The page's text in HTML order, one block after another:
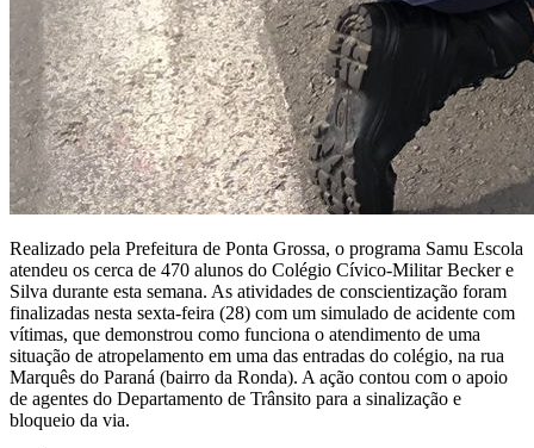
Realizado pela Prefeitura de Ponta Grossa, o programa Samu Escola
atendeu os cerca de 470 alunos do Colégio Cívico-Militar Becker e
Silva durante esta semana. As atividades de conscientização foram
finalizadas nesta sexta-feira (28) com um simulado de acidente com
vítimas, que demonstrou como funciona o atendimento de uma
situação de atropelamento em uma das entradas do colégio, na rua
Marquês do Paraná (bairro da Ronda). A ação contou com o apoio
de agentes do Departamento de Trânsito para a sinalização e
bloqueio da via.